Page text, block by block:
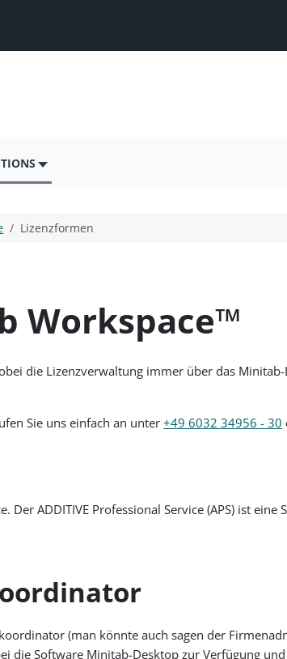
Lizenzformen
Workspace™
die Lizenzverwaltung immer über das
Sie uns einfach an unter+49 6032 34956 - 30
ADDITIVE Professional Service (APS) ist
(man könnte auch sagen der
die Software Minitab-Desktop zur Verfügung